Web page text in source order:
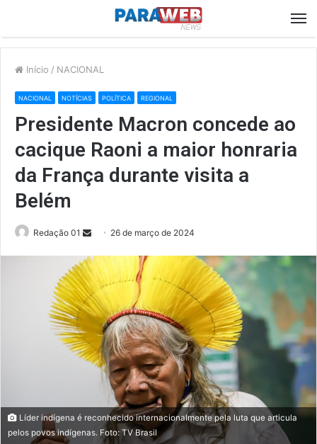
Início / NACIONAL
NACIONAL NOTÍCIAS POLÍTICA REGIONAL
Presidente Macron concede ao
cacique Raoni a maior honraria
da França durante visita a
Belém
Redação 01
Send
email
26 de março de 2024
Líder indígena é reconhecido internacionalmente pela luta que articula
pelos povos indígenas. Foto: TV Brasil